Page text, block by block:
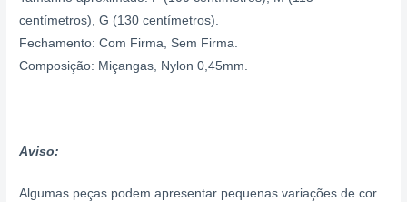
centímetros), G (130 centímetros).
Fechamento: Com Firma, Sem Firma.
Composição: Miçangas, Nylon 0,45mm.
Aviso:
Algumas peças podem apresentar pequenas variações de cor